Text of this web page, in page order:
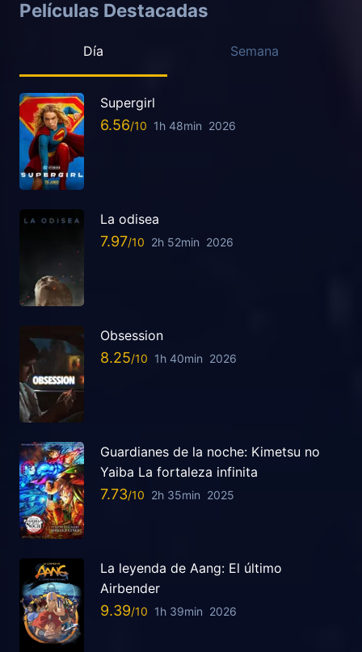
Películas Destacadas
Día Semana
Supergirl
6.56 1h 48min 2026
La odisea
7.97 2h 52min 2026
Obsession
8.25 1h 40min 2026
Guardianes de la noche: Kimetsu no
Yaiba La fortaleza infinita
7.73 2h 35min 2025
La leyenda de Aang: El último
Airbender
9.39 1h 39min 2026